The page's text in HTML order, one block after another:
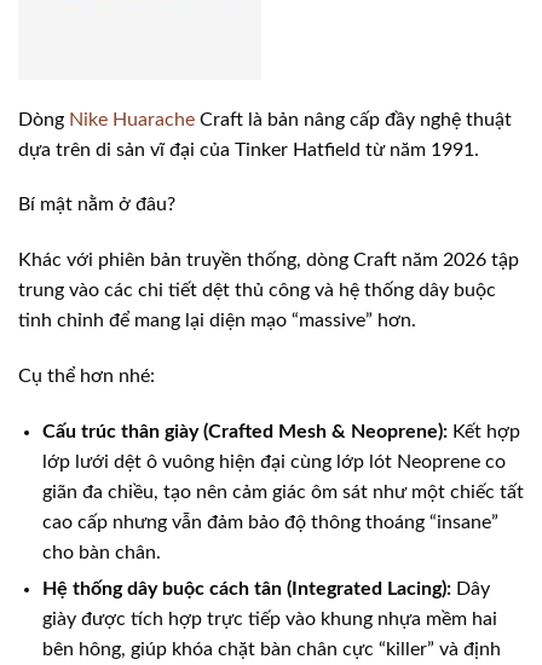
Dòng Nike Huarache Craft là bản nâng cấp đầy nghệ thuật
dựa trên di sản vĩ đại của Tinker Hatfield từ năm 1991.
Bí mật nằm ở đâu?
Khác với phiên bản truyền thống, dòng Craft năm 2026 tập
trung vào các chi tiết dệt thủ công và hệ thống dây buộc
tinh chỉnh để mang lại diện mạo “massive” hơn.
Cụ thể hơn nhé:
Cấu trúc thân giày (Crafted Mesh & Neoprene): Kết hợp
lớp lưới dệt ô vuông hiện đại cùng lớp lót Neoprene co
giãn đa chiều, tạo nên cảm giác ôm sát như một chiếc tất
cao cấp nhưng vẫn đảm bảo độ thông thoáng “insane”
cho bàn chân.
Hệ thống dây buộc cách tân (Integrated Lacing): Dây
giày được tích hợp trực tiếp vào khung nhựa mềm hai
bên hông, giúp khóa chặt bàn chân cực “killer” và định